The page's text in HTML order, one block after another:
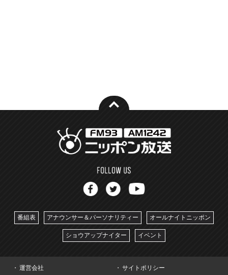
番組表 アナウンサー＆パーソナリティー オールナイトニッポン
ショウアップナイター イベント
運営会社
サイトポリシー